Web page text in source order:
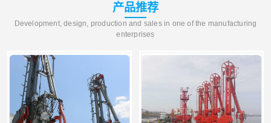
产品推荐
Development, design, production and sales in one of the manufacturing
enterprises